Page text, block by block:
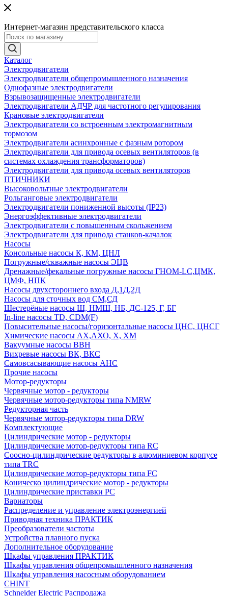
Интернет-магазин представительского класса
Каталог
Электродвигатели
Электродвигатели общепромышленного назначения
Однофазные электродвигатели
Взрывозащищенные электродвигатели
Электродвигатели АДЧР для частотного регулирования
Крановые электродвигатели
Электродвигатели со встроенным электромагнитным
тормозом
Электродвигатели асинхронные с фазным ротором
Электродвигатели для привода осевых вентиляторов (в
системах охлаждения трансформаторов)
Электродвигатели для привода осевых вентиляторов
ПТИЧНИКИ
Высоковольтные электродвигатели
Рольганговые электродвигатели
Электродвигатели пониженной высоты (IP23)
Энергоэффективные электродвигатели
Электродвигатели с повышенным скольжением
Электродвигатели для привода станков-качалок
Насосы
Консольные насосы К, КМ, ЦНЛ
Погружные/скважные насосы ЭЦВ
Дренажные/фекальные погружные насосы ГНОМ-LC,ЦМК,
ЦМФ, НПК
Насосы двухстороннего входа Д,1Д,2Д
Насосы для сточных вод СМ,СД
Шестерёные насосы Ш, НМШ, НБ, ДС-125, Г, БГ
In-line насосы TD, CDM(F)
Повысительные насосы/горизонтальные насосы ЦНС, ЦНСГ
Химические насосы АХ,АХО, Х, ХМ
Вакуумные насосы ВВН
Вихревые насосы ВК, ВКС
Самовсасывающие насосы АНС
Прочие насосы
Мотор-редукторы
Червячные мотор - редукторы
Червячные мотор-редукторы типа NMRW
Редукторная часть
Червячные мотор-редукторы типа DRW
Комплектующие
Цилиндрические мотор - редукторы
Цилиндрические мотор-редукторы типа RC
Соосно-цилиндрические редукторы в алюминиевом корпусе
типа TRC
Цилиндрические мотор-редукторы типа FC
Коническо цилиндрические мотор - редукторы
Цилиндрические приставки PC
Вариаторы
Распределение и управление электроэнергией
Приводная техника ПРАКТИК
Преобразователи частоты
Устройства плавного пуска
Дополнительное оборудование
Шкафы управления ПРАКТИК
Шкафы управления общепромышленного назначения
Шкафы управления насосным оборудованием
CHINT
Schneider Electric Распродажа